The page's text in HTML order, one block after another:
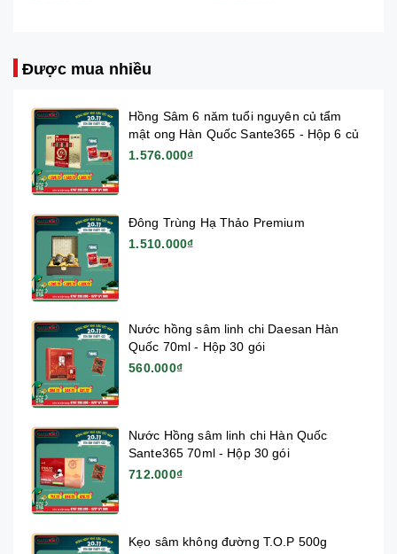
Được mua nhiều
Hồng Sâm 6 năm tuổi nguyên củ tẩm
mật ong Hàn Quốc Sante365 - Hộp 6 củ
1.576.000₫
Đông Trùng Hạ Thảo Premium
1.510.000₫
Nước hồng sâm linh chi Daesan Hàn
Quốc 70ml - Hộp 30 gói
560.000₫
Nước Hồng sâm linh chi Hàn Quốc
Sante365 70ml - Hộp 30 gói
712.000₫
Kẹo sâm không đường T.O.P 500g